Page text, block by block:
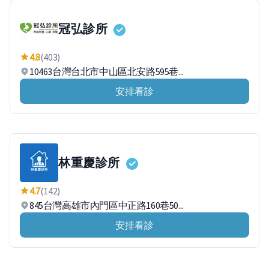
冠弘診所
4.8(403)
10463台灣台北市中山區北安路595巷...
安排看診
林重慶診所
4.7(142)
845台灣高雄市內門區中正路160巷50...
安排看診